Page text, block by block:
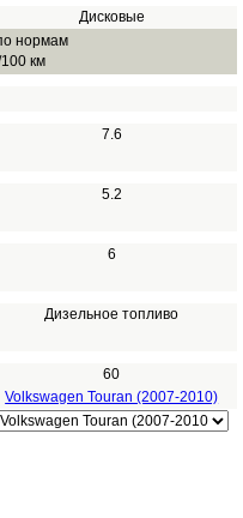
Дисковые
нормам
км
7.6
5.2
6
Дизельное топливо
60
Volkswagen Touran (2007-2010)